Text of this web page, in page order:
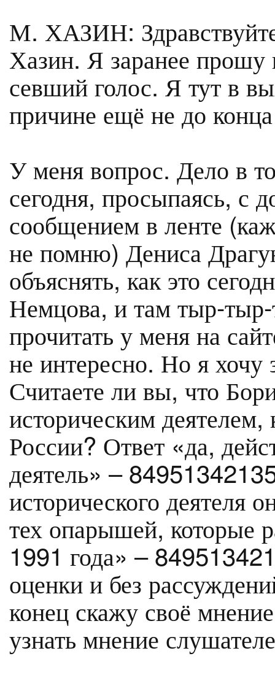
М. ХАЗИН:
Хазин. Я заранее прошу
севший голос. Я тут в
причине ещё не до
У меня вопрос. Дело в
сегодня, просыпаясь, с
сообщением в ленте
не помню) Дениса
объяснять, как это
Немцова, и там тыр-
прочитать у меня на
не интересно. Но я хочу
Считаете ли вы, что
историческим
России? Ответ «да,
деятель» –
исторического деятеля
тех опарышей, которые
1991 года» –
оценки и без
конец скажу своё
узнать мнение